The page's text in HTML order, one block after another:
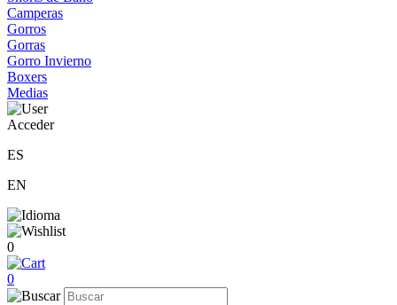
Camperas
Gorros
Gorras
Gorro Invierno
Boxers
Medias
Acceder
ES
EN
0
0